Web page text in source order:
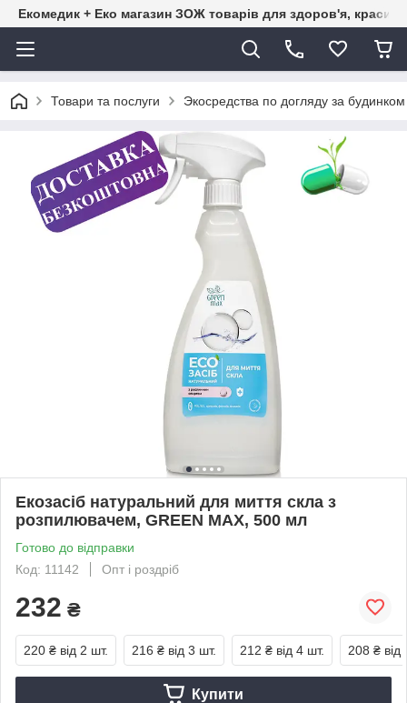
Екомедик + Еко магазин ЗОЖ товарів для здоров'я, краси
Товари та послуги Экосредства по догляду за
Екозасіб натуральний для миття скла з
розпилювачем, GREEN MAX, 500 мл
Готово до відправки
Код: 11142
Опт і роздріб
232 ₴
220 ₴ від 2 шт. 216 ₴ від 3 шт. 212 ₴ від 4 шт. 208 ₴ від
Купити